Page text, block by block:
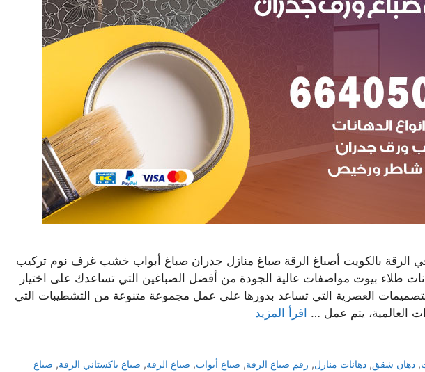
الرقة بالكويت أصباغ الرقة صباغ منازل جدران صباغ أبواب خشب غرف نوم تركيب
طلاء بيوت مواصفات عالية الجودة من أفضل الصباغين التي تساعدك على اختيار
العصرية التي تساعد بدورها على عمل مجموعة متنوعة من التشطيبات التي
العالمية، يتم عمل … اقرأ المزيد
,دهان شقق,دهانات منازل, رقم صباغ الرقة, صباغ أبواب, صباغ الرقة, صباغ باكستاني الرقة, صباغ